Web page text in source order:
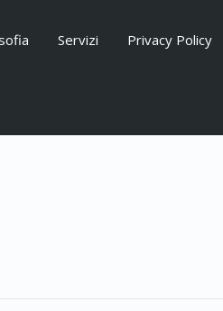
Servizi Privacy Policy